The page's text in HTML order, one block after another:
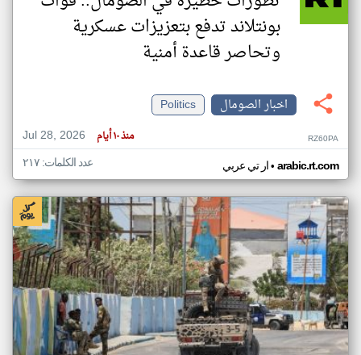
بونتلاند تدفع بتعزيزات عسكرية
وتحاصر قاعدة أمنية
اخبار الصومال
Politics
Jul 28, 2026
منذ ١٠ أيام RZ60PA
ار تي عربي• arabic.rt.com عدد الكلمات: ٢١٧